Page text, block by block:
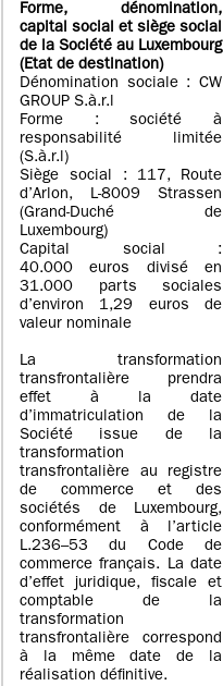
Forme, dénomination,
capital social et siège social
de la Société au Luxembourg
(Etat de destination)
Dénomination sociale : CW
GROUP S.à.r.l
Forme : société à
responsabilité limitée
(S.à.r.l)
Siège social : 117, Route
d’Arlon, L-8009 Strassen
(Grand-Duché de
Luxembourg)
Capital social :
40.000 euros divisé en
31.000 parts sociales
d’environ 1,29 euros de
valeur nominale
La transformation
transfrontalière prendra
effet à la date
d’immatriculation de la
Société issue de la
transformation
transfrontalière au registre
de commerce et des
sociétés de Luxembourg,
conformément à l’article
L.236–53 du Code de
commerce français. La date
d’effet juridique, fiscale et
comptable de la
transformation
transfrontalière correspond
à la même date de la
réalisation définitive.